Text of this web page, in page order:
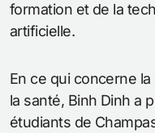
formation et de la
artificielle.
En ce qui concerne
la santé, Binh Dinh a
étudiants de